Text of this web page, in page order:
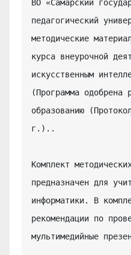
ВО «Самарский
педагогический
методические
курса внеурочной
искусственным
(Программа одобрена
образованию
г.)..
Комплект
предназначен для
информатики. В
рекомендации по
мультимедийные